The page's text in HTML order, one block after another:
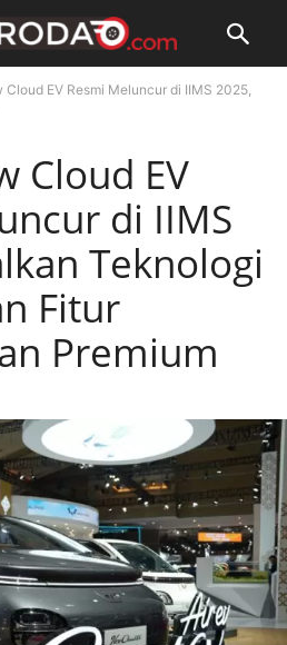
Cloud EV Resmi Meluncur di IIMS 2025,
Cloud EV
di IIMS
Teknologi
Fitur
Premium